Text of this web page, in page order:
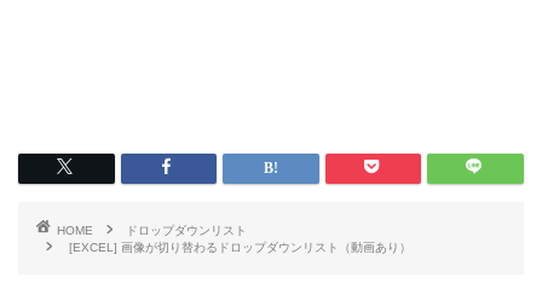
HOME
ドロップダウンリスト
[EXCEL] 画像が切り替わるドロップダウンリスト（動画あり）